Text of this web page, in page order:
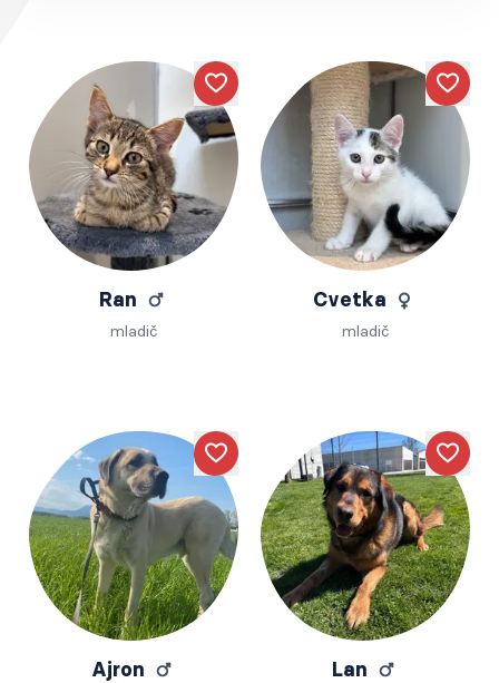
Like
Ran
mladič
Like
Cvetka
mladič
Like
Ajron
Like
Lan